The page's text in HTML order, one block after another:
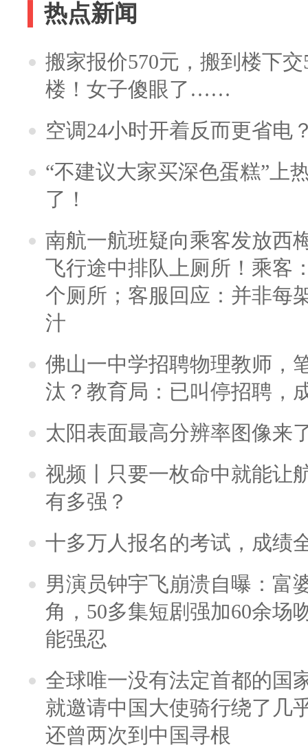
热点新闻
搬家报价570元，搬到楼下
楼！女子傻眼了……
空调24小时开着反而更省电
“不建议大家买深色蛋糕”上
了！
南航一航班疑向乘客发放西
飞行途中排队上厕所！乘客
个厕所；客服回应：并非每
汁
佛山一中学招聘物理教师，
汰？教育局：已叫停招聘，
太阳表面最高分辨率图像来
视频丨只要一枚命中就能让
有多强？
十多万人报名的考试，成绩
男演员钟宇飞崩溃自曝：富
角，50多集短剧强加60余场
能强忍
全球唯一没有法定首都的国
就邀请中国大使骑行绕了几
还曾两次到中国寻根